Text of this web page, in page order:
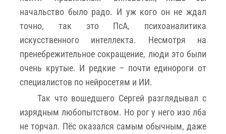
начальство было радо. И уж кого он не ждал
точно, так это ПсА, психоаналитика
искусственного интеллекта. Несмотря на
пренебрежительное сокращение, люди это были
очень крутые. И редкие – почти единороги от
специалистов по нейросетям и ИИ.
Так что вошедшего Сергей разглядывал с
изрядным любопытством. Но рог у него изо лба
не торчал. Пёс оказался самым обычным, даже